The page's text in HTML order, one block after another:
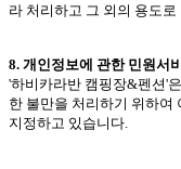
라 처리하고 그 외의 용도
8. 개인정보에 관한 민원서
'하비카라반 캠핑장&펜션'
한 불만을 처리하기 위하여
지정하고 있습니다.